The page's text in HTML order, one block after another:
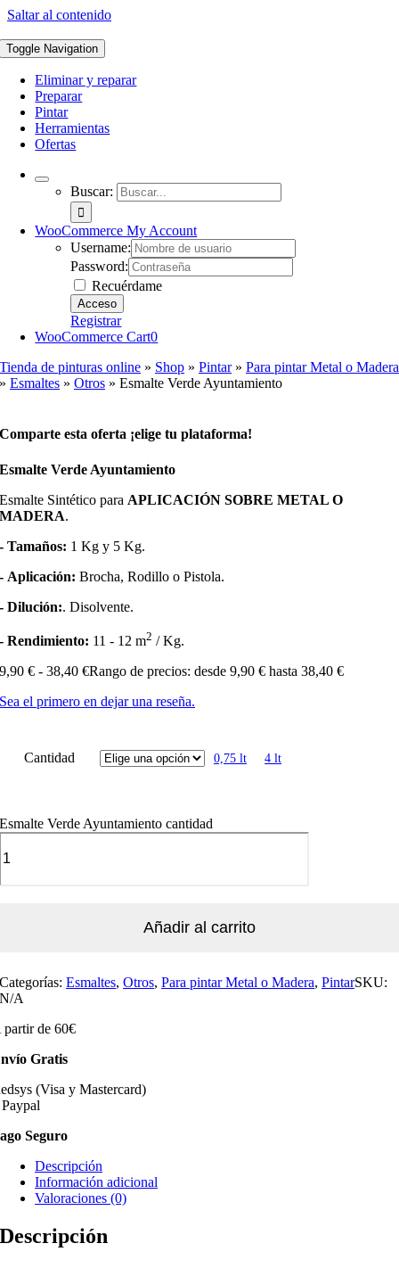
Saltar al contenido
Toggle Navigation
Eliminar y reparar
Preparar
Pintar
Herramientas
Ofertas
Buscar:
WooCommerce My Account
Username:
Password:
Recuérdame
Registrar
WooCommerce Cart0
Tienda de pinturas online » Shop »Pintar»Para pintar Metal o Madera
»Esmaltes »Otros »Esmalte Verde Ayuntamiento
Comparte esta oferta ¡elige tu plataforma!
Esmalte Verde Ayuntamiento
Esmalte Sintético para APLICACIÓN SOBRE METAL O
MADERA.
- Tamaños: 1 Kg y 5 Kg.
- Aplicación: Brocha, Rodillo o Pistola.
- Dilución:. Disolvente.
- Rendimiento: 11 - 12 m2 / Kg.
9,90€ - 38,40€Rango de precios: desde 9,90 € hasta 38,40 €
Sea el primero en dejar una reseña.
Cantidad 0,75 lt 4 lt
Esmalte Verde Ayuntamiento cantidad
Añadir al carrito
Categorías:Esmaltes,Otros,Para pintar Metal o Madera,PintarSKU:
N/A
partir de 60€
Gratis
(Visa y Mastercard)
Seguro
Descripción
Información adicional
Valoraciones (0)
Descripción